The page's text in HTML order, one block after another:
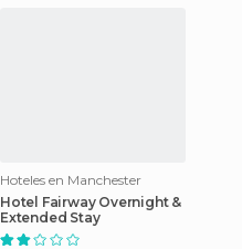
Hoteles en Manchester
Hotel Fairway Overnight &
Extended Stay